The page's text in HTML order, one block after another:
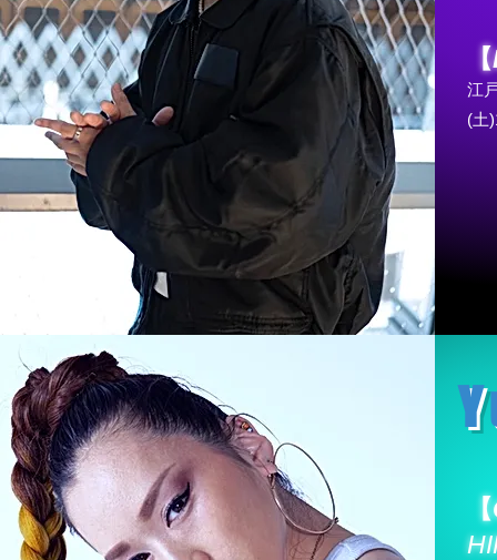
【
江
(土
【